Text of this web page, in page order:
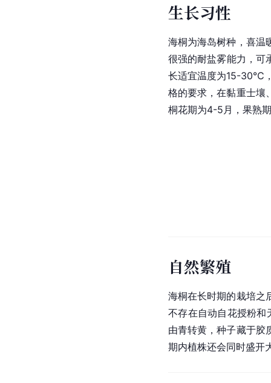
生长习性
海桐为海岛树种，喜温
很强的耐盐雾能力，可
长适宜温度为15-30℃
格的要求，在黏重士壤
桐花期为4-5月，果熟
自然繁殖
海桐在长时期的栽培之
不存在自动自花授粉和
由青转黄，种子藏于胶
期内植株还会同时盛开